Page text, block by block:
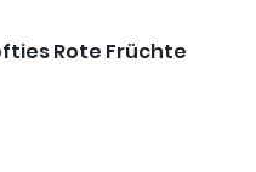
Rote Früchte